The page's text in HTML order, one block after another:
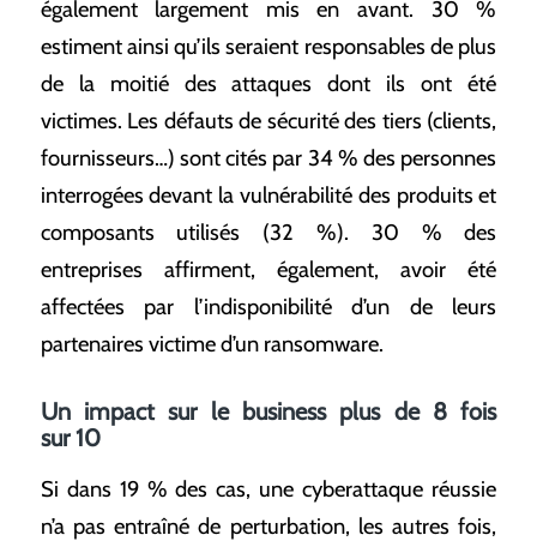
également largement mis en avant. 30 %
estiment ainsi qu’ils seraient responsables de plus
de la moitié des attaques dont ils ont été
victimes. Les défauts de sécurité des tiers (clients,
fournisseurs…) sont cités par 34 % des personnes
interrogées devant la vulnérabilité des produits et
composants utilisés (32 %). 30 % des
entreprises affirment, également, avoir été
affectées par l’indisponibilité d’un de leurs
partenaires victime d’un ransomware.
Un impact sur le business plus de 8 fois
sur 10
Si dans 19 % des cas, une cyberattaque réussie
n’a pas entraîné de perturbation, les autres fois,